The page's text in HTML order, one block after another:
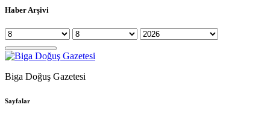
Haber Arşivi
Biga Doğuş Gazetesi
Sayfalar